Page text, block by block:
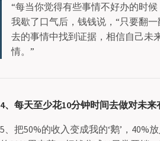
“每当你觉得有些事情不好办的时
我歇了口气后，钱钱说，“只要翻
去的事情中找到证据，相信自己未
情。”
4、每天至少花10分钟时间去做对未来
5、把50%的收入变成我的‘鹅’，40%